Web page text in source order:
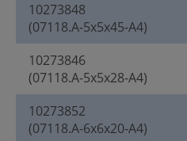
10273848
(07118.A-5x5x45-A4)
10273846
(07118.A-5x5x28-A4)
10273852
(07118.A-6x6x20-A4)